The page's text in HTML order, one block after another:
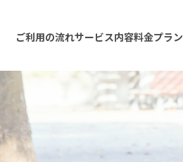
ご利用の流れサービス内容料金プラン